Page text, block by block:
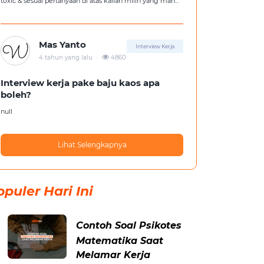
Mas Yanto Interview Kerja
4 tahun yang lalu . 4860
Interview kerja pake baju kaos apa
boleh?
null
Lihat Selengkapnya
Hari Ini
Contoh Soal Psikotes
Matematika Saat
Melamar Kerja